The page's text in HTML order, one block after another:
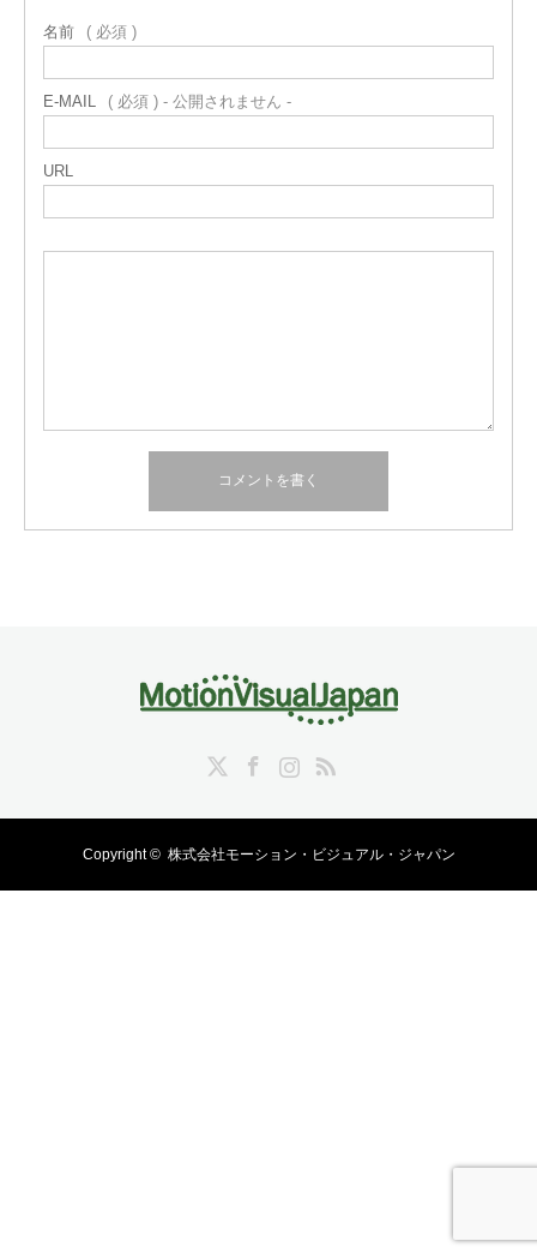
名前 ( 必須 )
E-MAIL ( 必須 ) - 公開されません -
URL
RSS
Copyright © 株式会社モーション・ビジュアル・ジャパン